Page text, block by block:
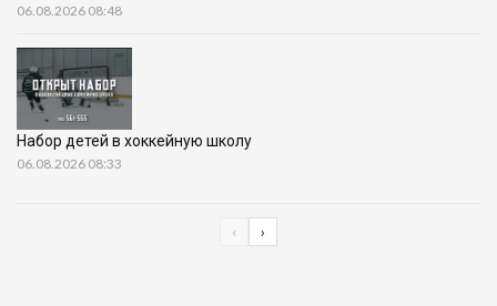
06.08.2026 08:48
Набор детей в хоккейную школу
06.08.2026 08:33
‹ ›